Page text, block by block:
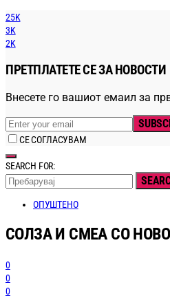
25K
3K
2K
ПРЕТПЛАТЕТЕ СЕ ЗА НОВОСТИ
Внесете го вашиот емаил за
СЕ СОГЛАСУВАМ
SEARCH FOR:
ОПУШТЕНО
СОЛЗА И СМЕА СО
0
0
0